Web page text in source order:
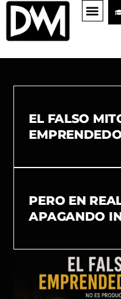
EL FALSO
PERO EN
APAGANDO